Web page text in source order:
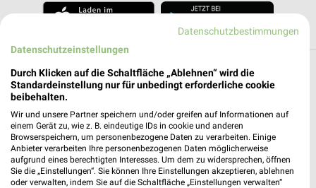
Weitere RENO Geschäfte mit Angeboten in
und um Westerburg
3 Geschäfte und Orte
RENO Angebote in Selters(Westerwald)
Selters(Westerwald), Deutschland
Datenschutzbestimmungen
Datenschutzeinstellungen
Durch Klicken auf die Schaltfläche „Ablehnen“ wird die
Standardeinstellung nur für unbedingt erforderliche cookie
beibehalten.
Wir und unsere Partner speichern und/oder greifen auf Informationen auf
einem Gerät zu, wie z. B. eindeutige IDs in cookie und anderen
Browserspeichern, um personenbezogene Daten zu verarbeiten. Einige
Anbieter verarbeiten Ihre personenbezogenen Daten möglicherweise
aufgrund eines berechtigten Interesses. Um dem zu widersprechen, öffnen
Sie die „Einstellungen“. Sie können Ihre Einstellungen akzeptieren, ablehnen
oder verwalten, indem Sie auf die Schaltfläche „Einstellungen verwalten“